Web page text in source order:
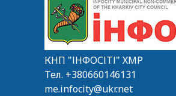
КНП "ІНФОСІТІ" ХМР
Тел. +380660146131
me.infocity@ukr.net